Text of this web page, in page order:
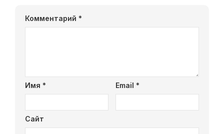
Комментарий *
Имя * Email *
Сайт